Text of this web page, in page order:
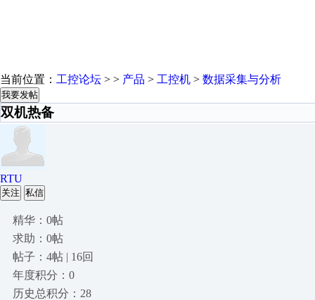
当前位置： 工控论坛 > > 产品 > 工控机 > 数据采集与分析
我要发帖
双机热备
RTU
关注 私信
精华：0帖
求助：0帖
帖子：4帖 | 16回
年度积分：0
历史总积分：28